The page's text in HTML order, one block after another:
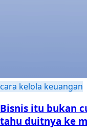
cara kelola keuangan
Bisnis itu bukan
tahu duitnya ke